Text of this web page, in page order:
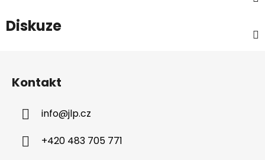
Diskuze
Kontakt
info@jlp.cz
+420 483 705 771